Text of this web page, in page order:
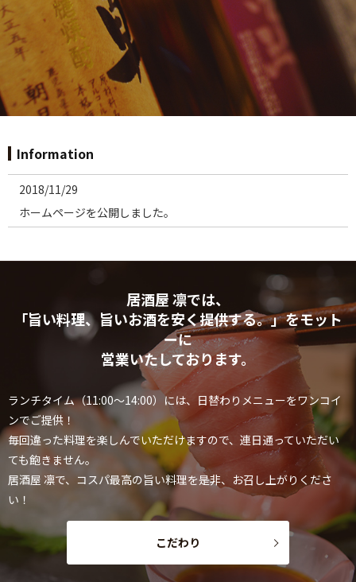
Information
2018/11/29
ホームページを公開しました。
居酒屋 凛では、
「旨い料理、旨いお酒を安く提供する。」をモット
ーに
営業いたしております。
ランチタイム（11:00～14:00）には、日替わりメニューをワンコイ
ンでご提供！
毎回違った料理を楽しんでいただけますので、連日通っていただい
ても飽きません。
居酒屋 凛で、コスパ最高の旨い料理を是非、お召し上がりくださ
い！
こだわり